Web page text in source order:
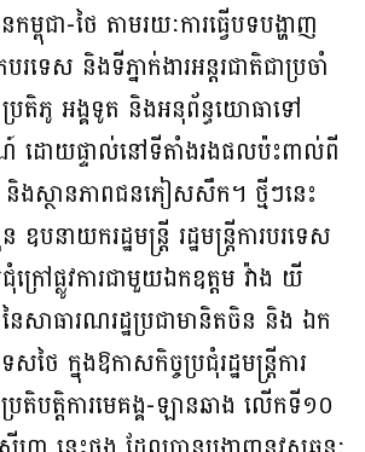
ពុជា-ថៃ តាមរយៈការធ្វើបទបង្ហាញ
េស និងទីភ្នាក់ងារអន្តរជាតិជាប្រចាំ
រតិភូ អង្គទូត និងអនុព័ន្ធយោធាទៅ
ដោយផ្ទាល់នៅទីតាំងរងផលប៉ះពាល់ពី
និងស្ថានភាពជនភៀសសឹក។ ថ្មីៗនេះ
បនាយករដ្ឋមន្ត្រី រដ្ឋមន្រ្តីការបរទេស
ក្រៅផ្លូវការជាមួយឯកឧត្តម វ៉ាង យី
នៃសាធារណរដ្ឋប្រជាមានិតចិន និង ឯក
េសថៃ ក្នុងឱកាសកិច្ចប្រជុំរដ្ឋមន្ត្រីការ
តិបត្តិការមេគង្គ-ឡានឆាង លើកទី១០